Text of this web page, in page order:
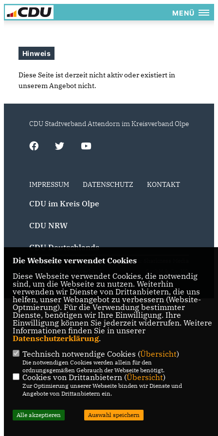
MENÜ
Hinweis
Diese Seite ist derzeit nicht aktiv oder existiert in
unserem Angebot nicht.
CDU Stadtverband Attendorn im Kreisverband Olpe
IMPRESSUM DATENSCHUTZ KONTAKT
CDU im Kreis Olpe
CDU NRW
CDU Deutschlands
@2026 CDU Stadtverband
Attendorn im Kreisverband
Olpe
Alle Rechte vorbehalten.
Realisation: Sharkness Media
GmbH & Co. KG
Die Webseite verwendet Cookies
Diese Webseite verwendet Cookies, die notwendig
sind, um die Webseite zu nutzen. Weiterhin
verwenden wir Dienste von Drittanbietern, die uns
helfen, unser Webangebot zu verbessern (Website-
Optmierung). Für die Verwendung bestimmter
Dienste, benötigen wir Ihre Einwilligung. Ihre
Einwilligung können Sie jederzeit widerrufen. Weitere
Informationen finden Sie in unserer
Datenschutzerklärung.
Technisch notwendige Cookies (Übersicht)
Die notwendigen Cookies werden allein für den
ordnungsgemäßen Gebrauch der Webseite benötigt.
Cookies von Drittanbietern (Übersicht)
Zur Optimierung unserer Webseite binden wir Dienste und
Angebote von Drittanbietern ein.
Alle akzeptieren Auswahl speichern